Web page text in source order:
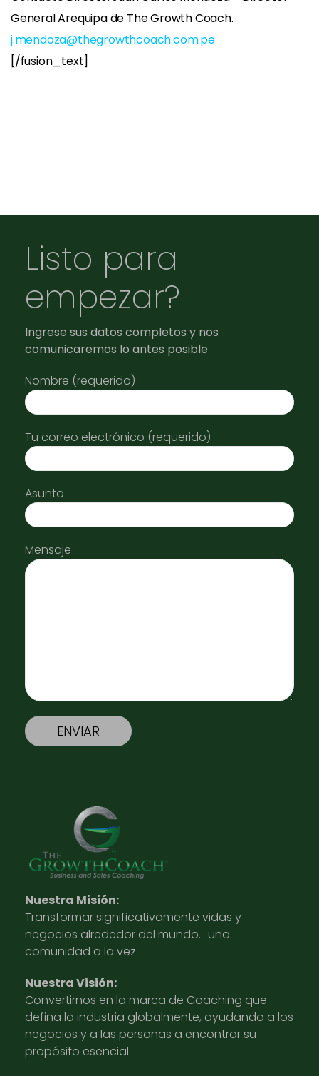
General Arequipa de The Growth Coach.
j.mendoza@thegrowthcoach.com.pe
[/fusion_text]
Listo para
empezar?
Ingrese sus datos completos y nos
comunicaremos lo antes posible
Nombre (requerido)
Tu correo electrónico (requerido)
Asunto
Mensaje
Nuestra Misión:
Transformar significativamente vidas y
negocios alrededor del mundo… una
comunidad a la vez.
Nuestra Visión:
Convertirnos en la marca de Coaching que
defina la industria globalmente, ayudando a los
negocios y a las personas a encontrar su
propósito esencial.